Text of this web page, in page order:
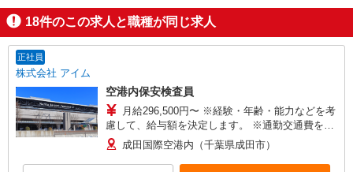
18件のこの求人と職種が同じ求人
正社員
株式会社 アイム
空港内保安検査員
月給296,500円〜 ※経験・年齢・能力などを考
慮して、給与額を決定します。 ※通勤交通費を別
途支給いたします。 ※残業手当を別途支給いたし
ます。 入社祝い金：3回目の給与支給時に5万円、
4回目の給与支給時に5万円、
成田国際空港内（千葉県成田市）